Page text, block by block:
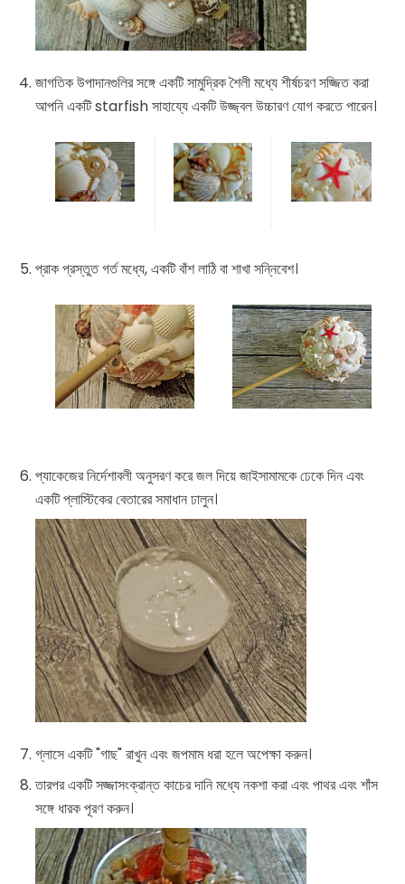
জাগতিক উপাদানগুলির সঙ্গে একটি সামুদ্রিক শৈলী মধ্যে শীর্ষচরণ সজ্জিত করা
আপনি একটি starfish সাহায্যে একটি উজ্জ্বল উচ্চারণ যোগ করতে পারেন।
প্রাক প্রস্তুত গর্ত মধ্যে, একটি বাঁশ লাঠি বা শাখা সন্নিবেশ।
প্যাকেজের নির্দেশাবলী অনুসরণ করে জল দিয়ে জাইসামামকে ঢেকে দিন এবং
একটি প্লাস্টিকের বেতারের সমাধান ঢালুন।
গ্লাসে একটি "গাছ" রাখুন এবং জপমাম ধরা হলে অপেক্ষা করুন।
তারপর একটি সজ্জাসংক্রান্ত কাচের দানি মধ্যে নকশা করা এবং পাথর এবং শাঁস
সঙ্গে ধারক পূরণ করুন।